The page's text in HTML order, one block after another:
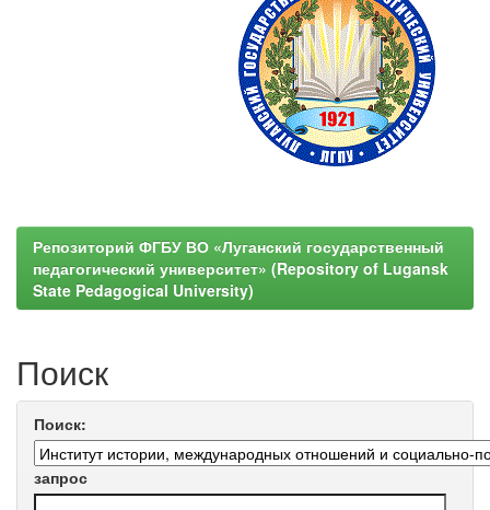
Репозиторий ФГБУ ВО «Луганский государственный
педагогический университет» (Repository of Lugansk
State Pedagogical University)
Поиск
Поиск:
запрос